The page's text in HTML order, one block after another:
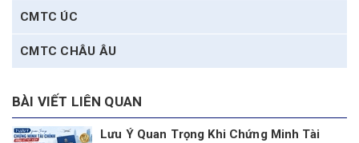
CMTC ÚC
CMTC CHÂU ÂU
BÀI VIẾT LIÊN QUAN
Lưu Ý Quan Trọng Khi Chứng Minh Tài